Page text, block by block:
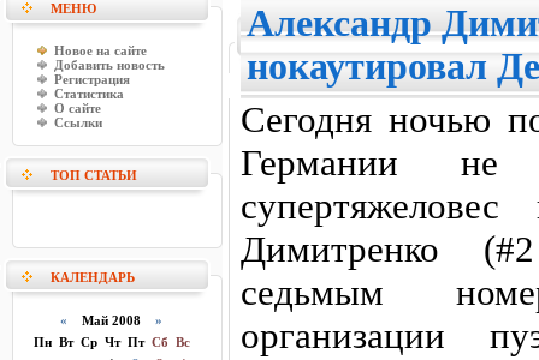
МЕНЮ
Новое на сайте
Добавить новость
Регистрация
Статистика
О сайте
Ссылки
ТОП СТАТЬИ
КАЛЕНДАРЬ
« Май 2008»
Пн Вт Ср Чт Пт Сб Вс
Александр
нокаутировал
Сегодня ночью
Германии не
Димитренко
седьмым
организации